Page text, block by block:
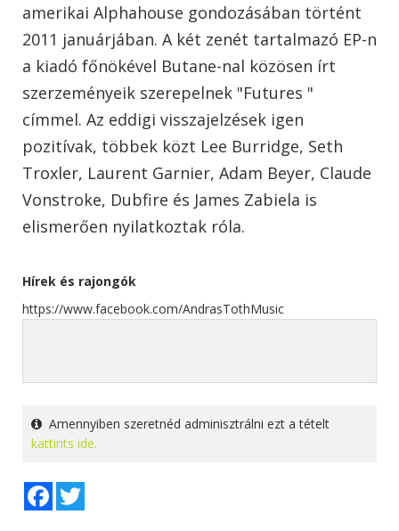
amerikai Alphahouse gondozásában történt
2011 januárjában. A két zenét tartalmazó EP-n
a kiadó főnökével Butane-nal közösen írt
szerzeményeik szerepelnek "Futures "
címmel. Az eddigi visszajelzések igen
pozitívak, többek közt Lee Burridge, Seth
Troxler, Laurent Garnier, Adam Beyer, Claude
Vonstroke, Dubfire és James Zabiela is
elismerően nyilatkoztak róla.
Hírek és rajongók
https://www.facebook.com/AndrasTothMusic
Amennyiben szeretnéd adminisztrálni ezt a tételt
kattints ide.
Facebook